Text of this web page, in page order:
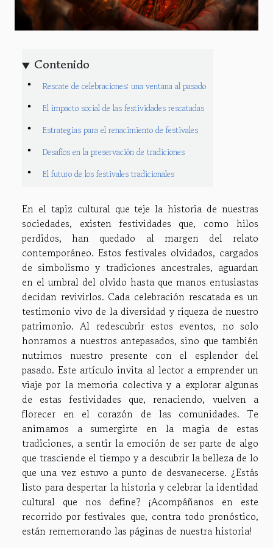
Contenido
Rescate de celebraciones: una ventana al pasado
El impacto social de las festividades rescatadas
Estrategias para el renacimiento de festivales
Desafíos en la preservación de tradiciones
El futuro de los festivales tradicionales
En el tapiz cultural que teje la historia de nuestras
sociedades, existen festividades que, como hilos
perdidos, han quedado al margen del relato
contemporáneo. Estos festivales olvidados, cargados
de simbolismo y tradiciones ancestrales, aguardan
en el umbral del olvido hasta que manos entusiastas
decidan revivirlos. Cada celebración rescatada es un
testimonio vivo de la diversidad y riqueza de nuestro
patrimonio. Al redescubrir estos eventos, no solo
honramos a nuestros antepasados, sino que también
nutrimos nuestro presente con el esplendor del
pasado. Este artículo invita al lector a emprender un
viaje por la memoria colectiva y a explorar algunas
de estas festividades que, renaciendo, vuelven a
florecer en el corazón de las comunidades. Te
animamos a sumergirte en la magia de estas
tradiciones, a sentir la emoción de ser parte de algo
que trasciende el tiempo y a descubrir la belleza de lo
que una vez estuvo a punto de desvanecerse. ¿Estás
listo para despertar la historia y celebrar la identidad
cultural que nos define? ¡Acompáñanos en este
recorrido por festivales que, contra todo pronóstico,
están rememorando las páginas de nuestra historia!